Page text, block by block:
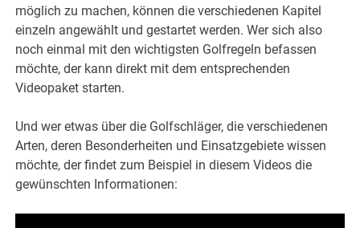
möglich zu machen, können die verschiedenen Kapitel
einzeln angewählt und gestartet werden. Wer sich also
noch einmal mit den wichtigsten Golfregeln befassen
möchte, der kann direkt mit dem entsprechenden
Videopaket starten.
Und wer etwas über die Golfschläger, die verschiedenen
Arten, deren Besonderheiten und Einsatzgebiete wissen
möchte, der findet zum Beispiel in diesem Videos die
gewünschten Informationen: